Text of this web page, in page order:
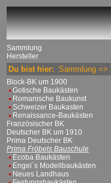
Sammlung
Hersteller
Du bist hier: Sammlung =>
Block-BK um 1900
Gotische Baukästen
Romanische Baukunst
Schweizer Baukasten
Renaissance-Baukästen
Französischer BK
Deutscher BK um 1910
Prima Deutscher BK
Prima Fröbels Bauschule
Ecoba Baukästen
Engel`s Modellbaukästen
Neues Landhaus